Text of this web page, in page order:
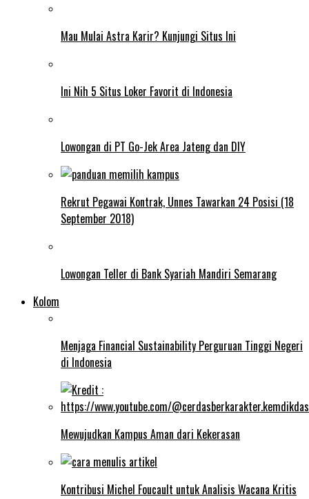
Mau Mulai Astra Karir? Kunjungi Situs Ini
Ini Nih 5 Situs Loker Favorit di Indonesia
Lowongan di PT Go-Jek Area Jateng dan DIY
Rekrut Pegawai Kontrak, Unnes Tawarkan 24 Posisi (18
September 2018)
Lowongan Teller di Bank Syariah Mandiri Semarang
Kolom
Menjaga Financial Sustainability Perguruan Tinggi Negeri
di Indonesia
Mewujudkan Kampus Aman dari Kekerasan
Kontribusi Michel Foucault untuk Analisis Wacana Kritis